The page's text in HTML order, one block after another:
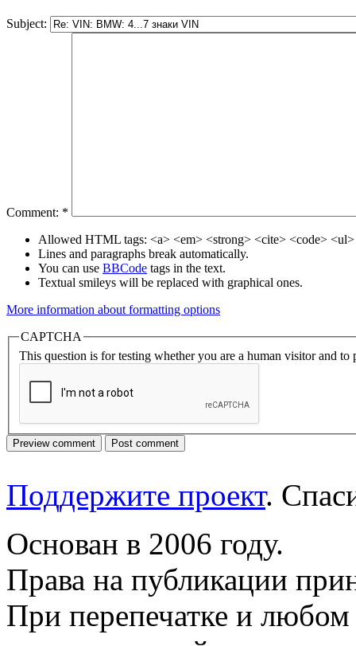
Subject:
Comment: *
Allowed HTML tags: <a> <em> <strong> <cite> <code>
Lines and paragraphs break automatically.
You can use BBCode tags in the text.
Textual smileys will be replaced with graphical ones.
More information about formatting options
CAPTCHA
This question is for testing whether you are a human visitor and to
Поддержите проект.
Основан в 2006 году.
Права на публикации
При перепечатке и